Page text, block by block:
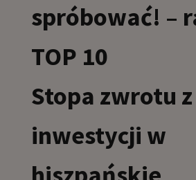
spróbować! –
TOP 10
Stopa zwrotu z
inwestycji w